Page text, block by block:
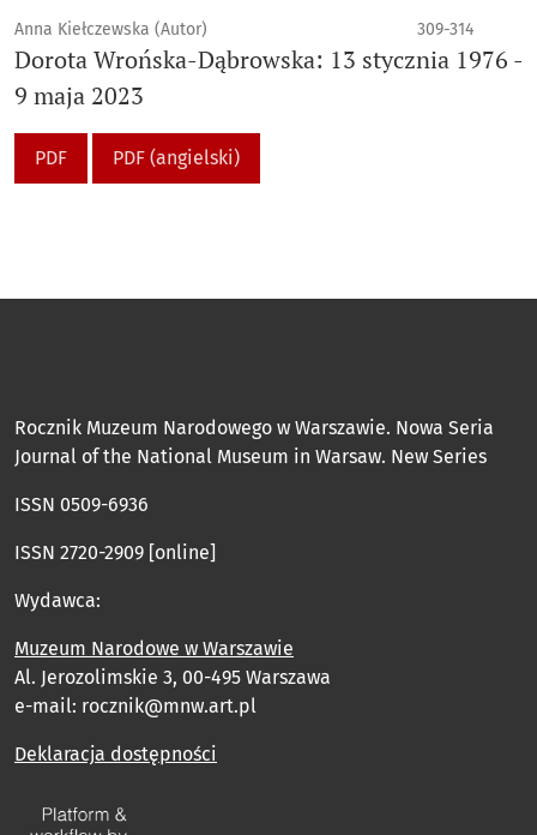
Anna Kiełczewska (Autor) 309-314
Dorota Wrońska-Dąbrowska: 13 stycznia 1976 -
9 maja 2023
PDF PDF (angielski)
Rocznik Muzeum Narodowego w Warszawie. Nowa Seria
Journal of the National Museum in Warsaw. New Series
ISSN 0509-6936
ISSN 2720-2909 [online]
Wydawca:
Muzeum Narodowe w Warszawie
Al. Jerozolimskie 3, 00-495 Warszawa
e-mail: rocznik@mnw.art.pl
Deklaracja dostępności